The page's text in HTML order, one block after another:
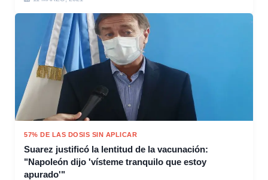
57% DE LAS DOSIS SIN APLICAR
Suarez justificó la lentitud de la vacunación:
"Napoleón dijo 'vísteme tranquilo que estoy
apurado'"